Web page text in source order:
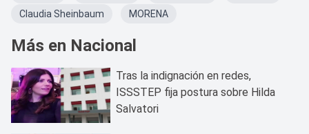
Claudia Sheinbaum
MORENA
Más en Nacional
Tras la indignación en redes,
ISSSTEP fija postura sobre Hilda
Salvatori